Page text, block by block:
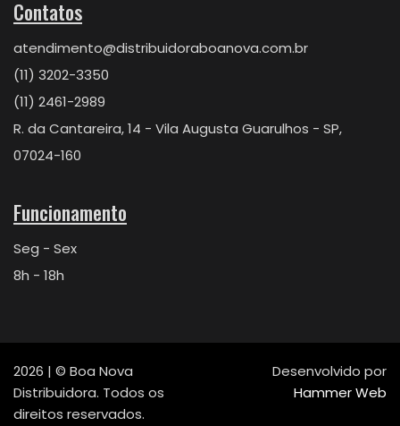
Contatos
atendimento@distribuidoraboanova.com.br
(11) 3202-3350
(11) 2461-2989
R. da Cantareira, 14 - Vila Augusta Guarulhos - SP,
07024-160
Funcionamento
Seg - Sex
8h - 18h
2026 | © Boa Nova
Distribuidora. Todos os
direitos reservados.
Desenvolvido por
Hammer Web